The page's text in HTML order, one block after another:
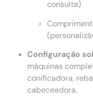
consulta)
Configuração
máquinas
conificadora,
cabeceadora.